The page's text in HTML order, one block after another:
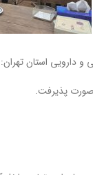
دارویی استان تهران:
صورت پذیرفت.